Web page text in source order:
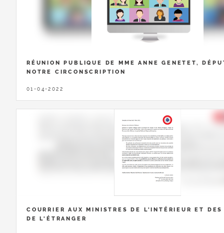
RÉUNION PUBLIQUE DE MME ANNE GENETET,
NOTRE CIRCONSCRIPTION
01-04-2022
COURRIER AUX MINISTRES DE L'INTÉRIEUR ET DES
DE L'ÉTRANGER